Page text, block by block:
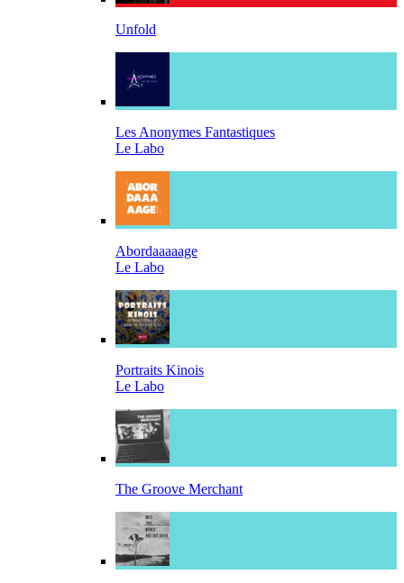
Unfold
Les Anonymes Fantastiques
Le Labo
Abordaaaaage
Le Labo
Portraits Kinois
Le Labo
The Groove Merchant